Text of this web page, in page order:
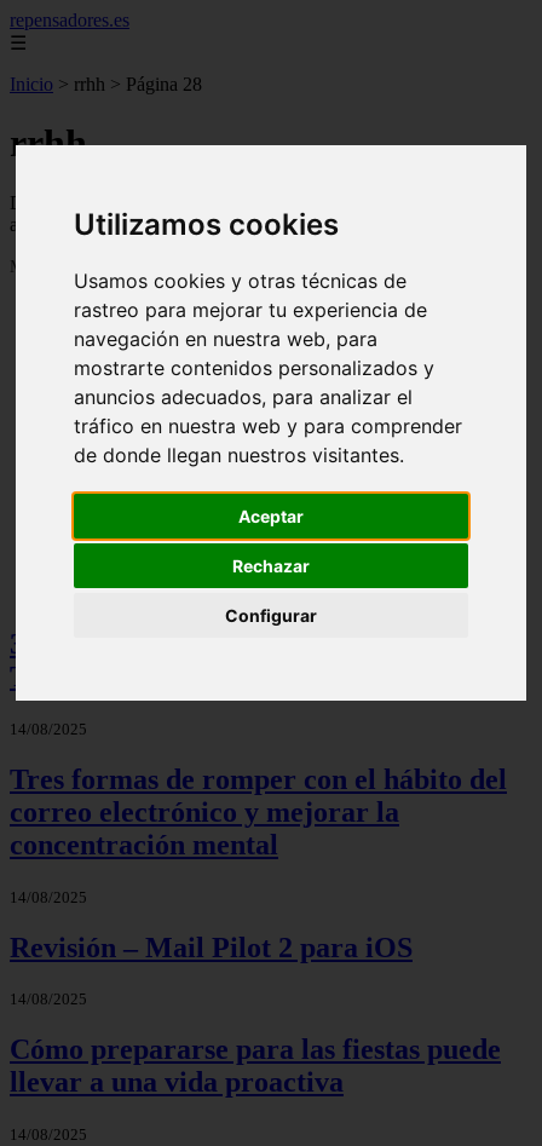
Utilizamos cookies
Usamos cookies y otras técnicas de
rastreo para mejorar tu experiencia de
navegación en nuestra web, para
mostrarte contenidos personalizados y
anuncios adecuados, para analizar el
tráfico en nuestra web y para comprender
de donde llegan nuestros visitantes.
Aceptar
Rechazar
Configurar
repensadores.es
☰
Inicio > rrhh > Página 28
rrhh
Descubre todas las noticias de la categoría rrhh. Artículos
actualizados y contenido de calidad en repensadores.es.
Mostrando 649 - 672 de 930 artículos
La tecnica de creatividad Da Vinci
3 formas de crear fechas de inicio en
Todoist
14/08/2025
Tres formas de romper con el hábito del
correo electrónico y mejorar la
concentración mental
14/08/2025
Revisión – Mail Pilot 2 para iOS
14/08/2025
Cómo prepararse para las fiestas puede
llevar a una vida proactiva
14/08/2025